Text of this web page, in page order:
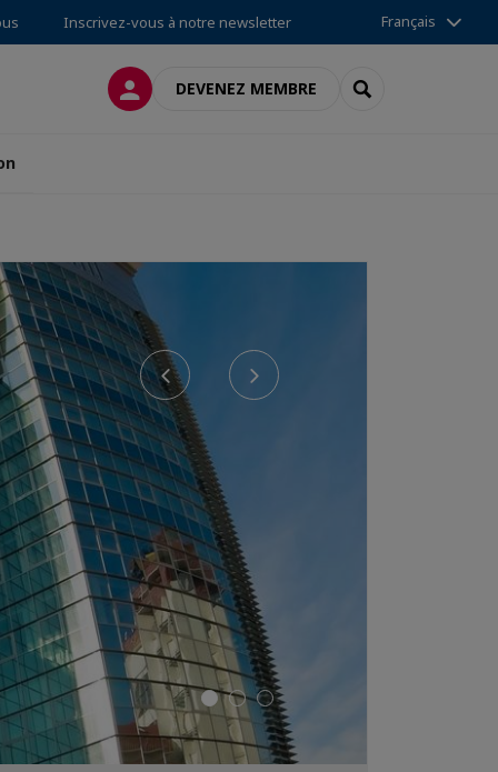
Inscrivez-vous à notre newsletter Français
CONNEXIONDEVENEZ MEMBRE RECHERCHER
Previous